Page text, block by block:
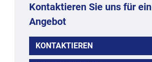
Kontaktieren Sie uns für ein
Angebot
KONTAKTIEREN